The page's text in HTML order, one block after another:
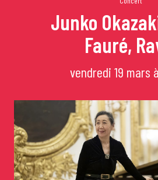
La
Les grands
Les Rencontres
de Cortot
Junko
Fauré,
vendredi 19 mars